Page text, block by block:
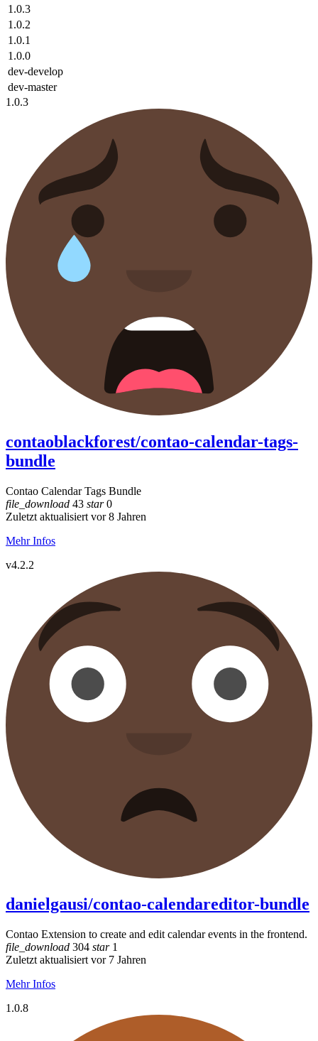
1.0.3
1.0.2
1.0.1
1.0.0
dev-develop
dev-master
1.0.3
contaoblackforest/contao-calendar-tags-
bundle
Contao Calendar Tags Bundle
file_download 43 star0
Zuletzt aktualisiert vor 8 Jahren
Mehr Infos
v4.2.2
danielgausi/contao-calendareditor-bundle
Contao Extension to create and edit calendar events in the frontend.
file_download 304 star1
Zuletzt aktualisiert vor 7 Jahren
Mehr Infos
1.0.8